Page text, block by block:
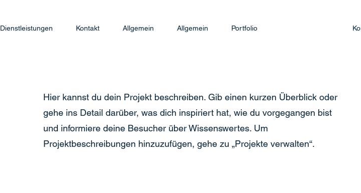
Dienstleistungen Kontakt Allgemein Allgemein Portfolio
Hier kannst du dein Projekt beschreiben. Gib einen kurzen Überblick oder
gehe ins Detail darüber, was dich inspiriert hat, wie du vorgegangen bist
und informiere deine Besucher über Wissenswertes. Um
Projektbeschreibungen hinzuzufügen, gehe zu „Projekte verwalten“.